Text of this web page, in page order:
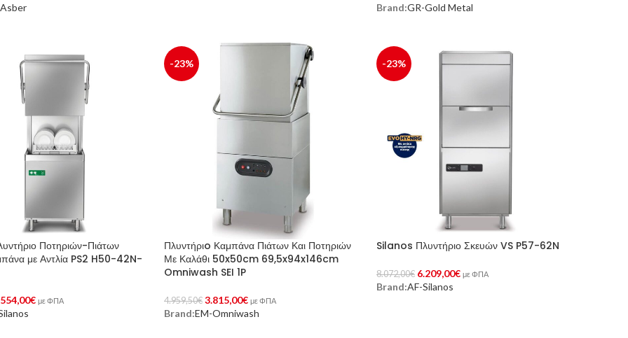
Καλάθι Προσθήκη Στο Καλάθι
Brand:GR-Gold Metal
Ποτηριών-Πιάτων
με Αντλία PS2 H50-42N-
€ με ΦΠΑ
Καλάθι
-23%
Πλυντήριo Καμπάνα Πιάτων Και Ποτηριών
Με Καλάθι 50x50cm 69,5x94x146cm
Omniwash SEI 1P
4.959,50€ 3.815,00€ με ΦΠΑ
Προσθήκη Στο Καλάθι
Brand:EM-Omniwash
-23%
Silanos Πλυντήριο Σκευών VS P57-62N
8.072,00€ 6.209,00€ με ΦΠΑ
Προσθήκη Στο Καλάθι
Brand:AF-Silanos